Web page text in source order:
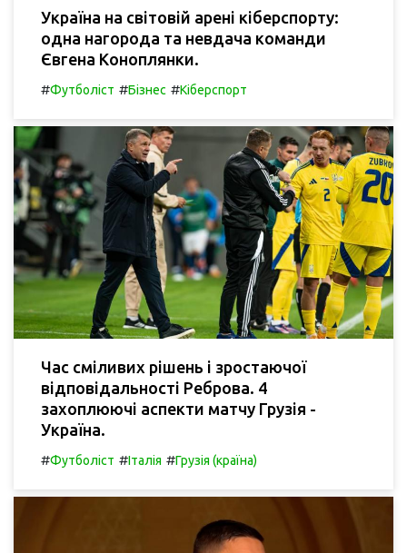
Україна на світовій арені кіберспорту:
одна нагорода та невдача команди
Євгена Коноплянки.
#Футболіст #Бізнес #Кіберспорт
Час сміливих рішень і зростаючої
відповідальності Реброва. 4
захоплюючі аспекти матчу Грузія -
Україна.
#Футболіст #Італія #Грузія (країна)